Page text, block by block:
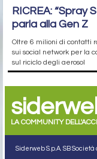
RICREA: “Spray
parla alla Gen Z
Oltre 6 milioni di contatti
sui social network per la
sul riciclo degli aerosol
LA COMMUNITY
Siderweb S.p.A. SB